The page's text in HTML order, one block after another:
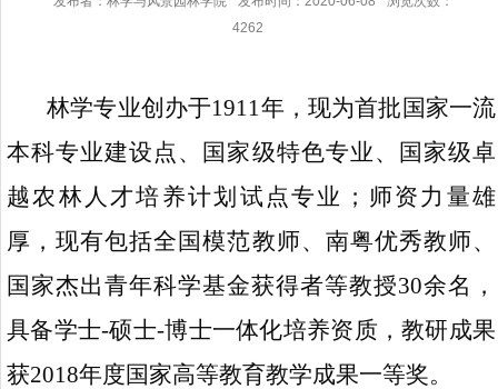
4262
林学专业创办于1911年，现为首批国家一流
本科专业建设点、国家级特色专业、国家级卓
越农林人才培养计划试点专业；师资力量雄
厚，现有包括全国模范教师、南粤优秀教师、
国家杰出青年科学基金获得者等教授30余名，
具备学士-硕士-博士一体化培养资质，教研成果
获2018年度国家高等教育教学成果一等奖。